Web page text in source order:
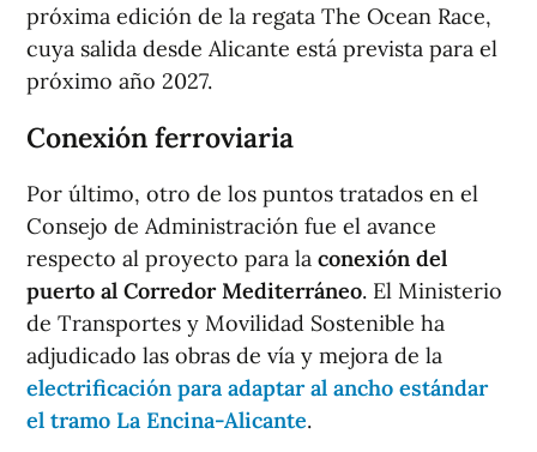
próxima edición de la regata The Ocean Race,
cuya salida desde Alicante está prevista para el
próximo año 2027.
Conexión ferroviaria
Por último, otro de los puntos tratados en el
Consejo de Administración fue el avance
respecto al proyecto para la conexión del
puerto al Corredor Mediterráneo. El Ministerio
de Transportes y Movilidad Sostenible ha
adjudicado las obras de vía y mejora de la
electrificación para adaptar al ancho estándar
el tramo La Encina-Alicante.